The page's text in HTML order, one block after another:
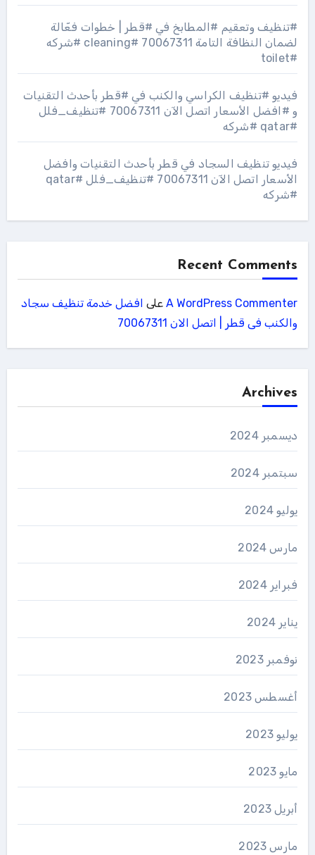
#تنظيف وتعقيم #المطابخ في #قطر | خطوات فعّالة
لضمان النظافة التامة 70067311 #cleaning #شركه
#toilet
فيديو #تنظيف الكراسي والكنب في #قطر بأحدث التقنيات
و #افضل الأسعار اتصل الآن 70067311 #تنظيف_فلل
#qatar #شركه
فيديو تنظيف السجاد في قطر بأحدث التقنيات وافضل
الأسعار اتصل الآن 70067311 #تنظيف_فلل #qatar
#شركه
Recent Comments
A WordPress Commenterعلى افضل خدمة تنظيف سجاد
والكنب فى قطر | اتصل الان 70067311
Archives
ديسمبر 2024
سبتمبر 2024
يوليو 2024
مارس 2024
فبراير 2024
يناير 2024
نوفمبر 2023
أغسطس 2023
يوليو 2023
مايو 2023
أبريل 2023
مارس 2023